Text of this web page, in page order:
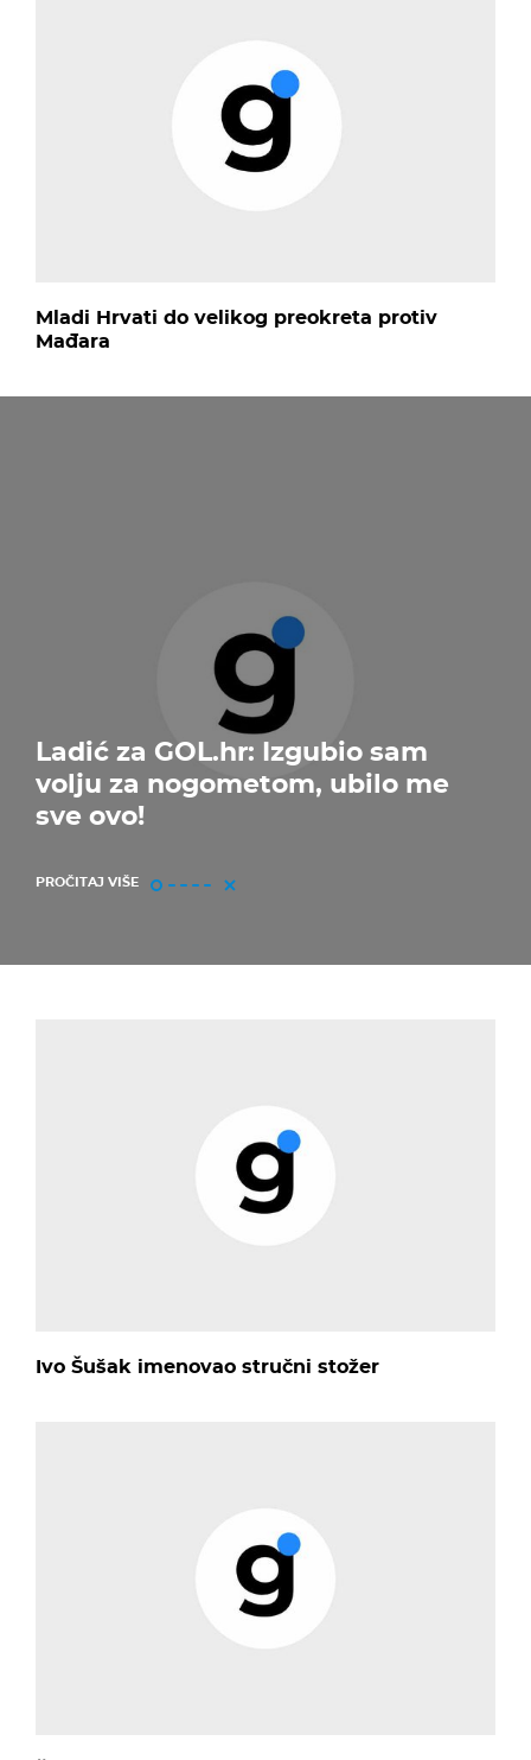
Mladi Hrvati do velikog preokreta protiv
Mađara
Ladić za GOL.hr: Izgubio sam
volju za nogometom, ubilo me
sve ovo!
PROČITAJ VIŠE
Ivo Šušak imenovao stručni stožer